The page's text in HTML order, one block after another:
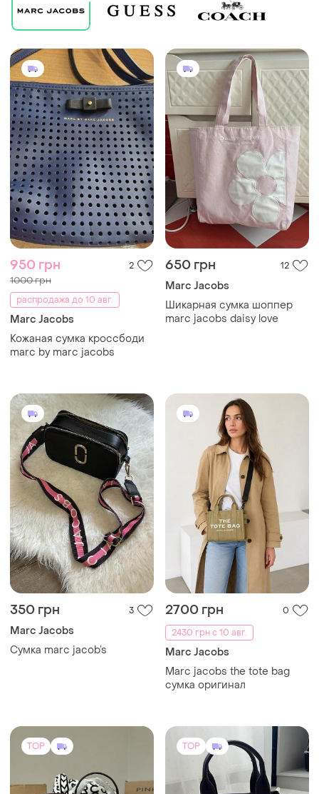
950 грн 2
1000 грн
распродажа до 10 авг.
Marc Jacobs
Кожаная сумка кроссбоди
marc by marc jacobs
650 грн 12
Marc Jacobs
Шикарная сумка шоппер
marc jacobs daisy love
350 грн 3
Marc Jacobs
Сумка marc jacob’s
2700 грн
0
2430 грн с 10 авг.
Marc Jacobs
Marc jacobs the tote bag
сумка оригинал
TOP TOP